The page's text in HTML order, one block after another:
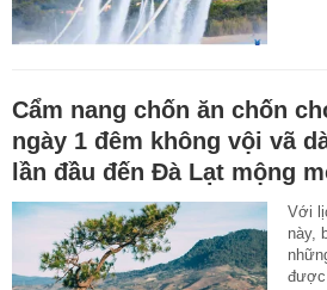
Cẩm nang chốn ăn chốn
ngày 1 đêm không vội vã
lần đầu đến Đà Lạt mộng
Với
này,
được